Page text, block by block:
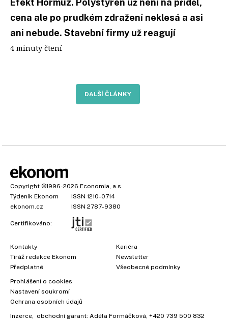
cena ale po prudkém zdražení neklesá a asi
ani nebude. Stavební firmy už reagují
4 minuty čtení
DALŠÍ ČLÁNKY
Copyright ©1996-2026 Economia, a.s.
Týdeník Ekonom
ISSN 1210-0714
ekonom.cz
ISSN 2787-9380
Certifikováno:
Kontakty
Tiráž redakce Ekonom
Předplatné
Kariéra
Newsletter
Všeobecné podmínky
Prohlášení o cookies
Nastavení soukromí
Ochrana osobních údajů
Inzerce , obchodní garant: Adéla Formáčková +420 739 500 832